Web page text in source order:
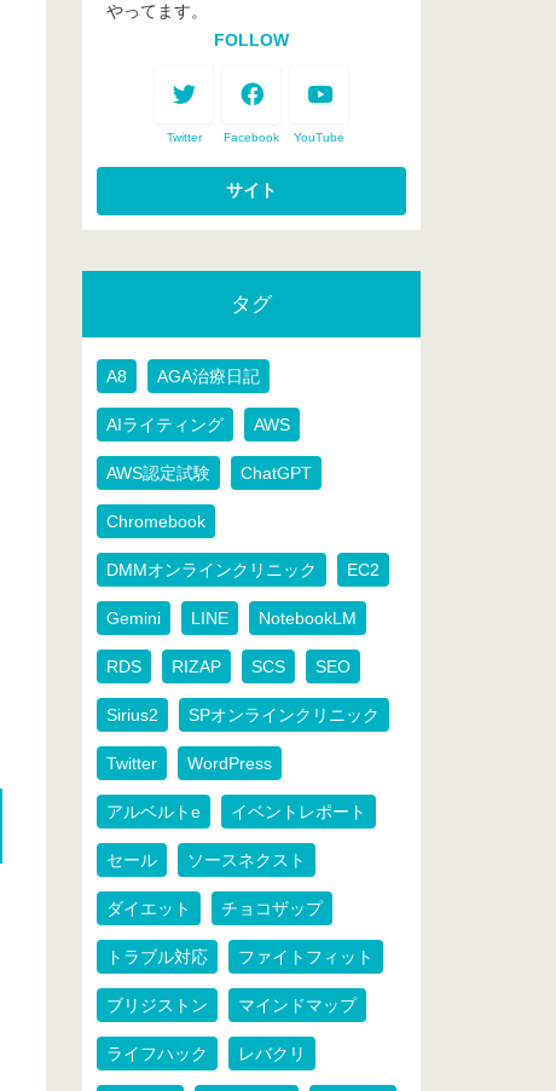
やってます。
FOLLOW
Twitter Facebook YouTube
タグ
A8 AGA治療日記
AIライティング AWS
AWS認定試験 ChatGPT
Chromebook
DMMオンラインクリニック EC2
Gemini LINE NotebookLM
RDS RIZAP SCS SEO
Sirius2 SPオンラインクリニック
Twitter WordPress
アルベルトe イベントレポート
セール ソースネクスト
ダイエット チョコザップ
トラブル対応 ファイトフィット
ブリジストン マインドマップ
ライフハック レバクリ